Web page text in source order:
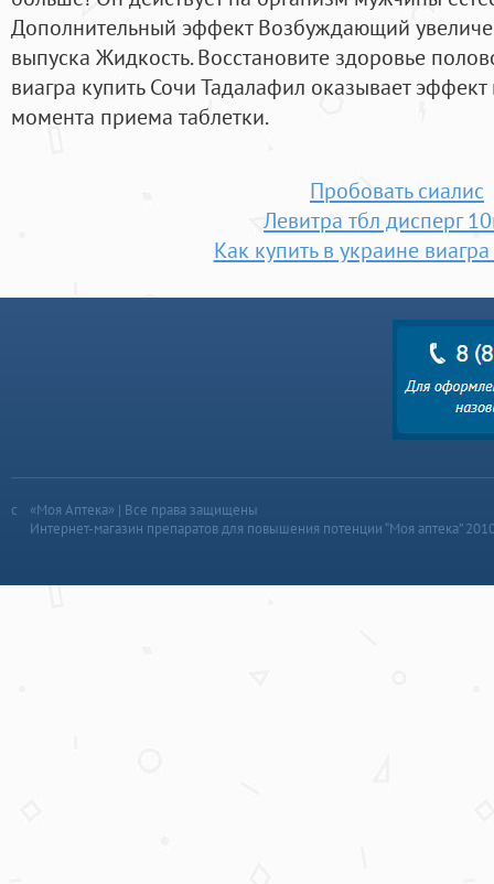
Дополнительный эффект Возбуждающий
выпуска Жидкость. Восстановите здоровье
виагра купить Сочи Тадалафил оказывает
момента приема таблетки.
Пробовать сиалис
Левитра тбл дисперг
Как купить в украине
«Моя Аптека» | Все права защищены
Интернет-магазин препаратов для повышения потенции “Моя аптека”